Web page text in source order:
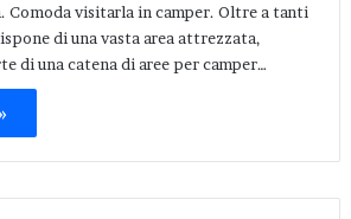
Comoda visitarla in camper. Oltre a tanti
di una vasta area attrezzata,
di una catena di aree per camper…